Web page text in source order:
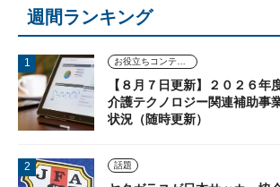
週間ランキング
【８月７日更新】２０２６
介護テクノロジー関連補助
状況（随時更新）
話題